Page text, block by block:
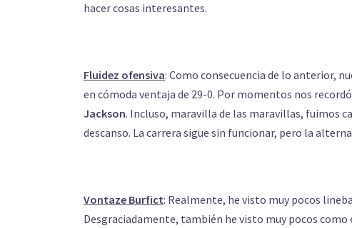
hacer cosas interesantes.
Fluidez ofensiva: Como consecuencia de lo anterior,
en cómoda ventaja de 29-0. Por momentos nos
Jackson. Incluso, maravilla de las maravillas, fuimos
descanso. La carrera sigue sin funcionar, pero la
Vontaze Burfict: Realmente, he visto muy pocos
Desgraciadamente, también he visto muy pocos